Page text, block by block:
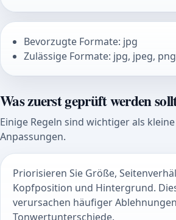
Bevorzugte Formate: jpg
Zulässige Formate: jpg, jpeg, png
Was zuerst geprüft werden
Einige Regeln sind wichtiger als
Anpassungen.
Priorisieren Sie Größe,
Kopfposition und Hintergrund.
verursachen häufiger
Tonwertunterschiede.